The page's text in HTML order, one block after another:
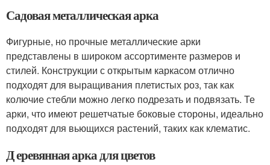
Садовая металлическая арка
Фигурные, но прочные металлические арки
представлены в широком ассортименте размеров и
стилей. Конструкции с открытым каркасом отлично
подходят для выращивания плетистых роз, так как
колючие стебли можно легко подрезать и подвязать. Те
арки, что имеют решетчатые боковые стороны, идеально
подходят для вьющихся растений, таких как клематис.
Д еревянная арка для цветов